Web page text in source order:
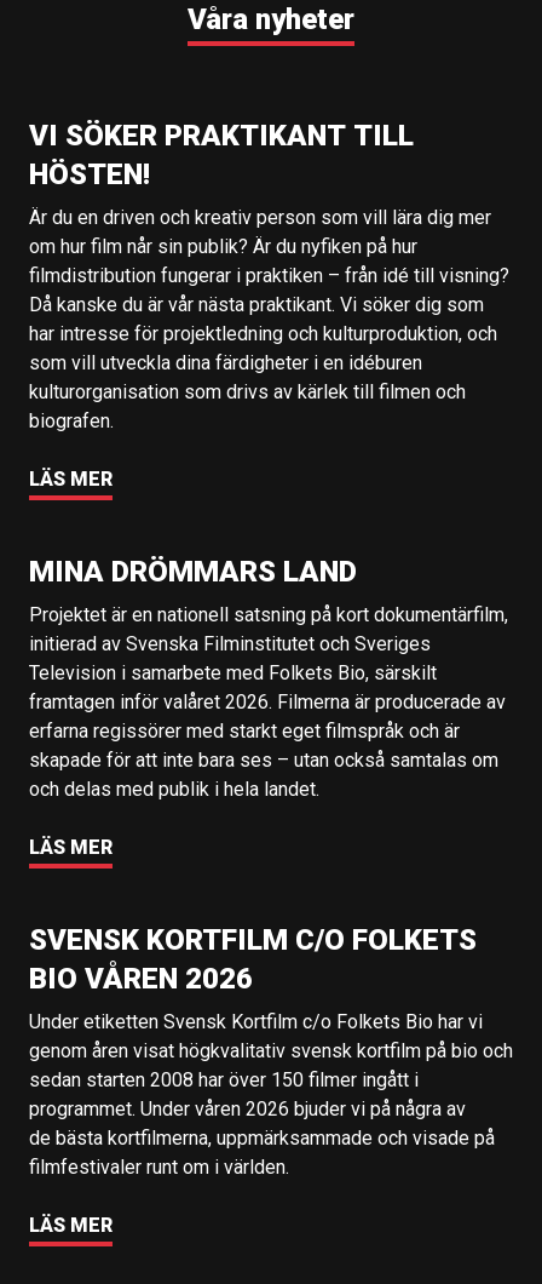
Våra nyheter
VI SÖKER PRAKTIKANT TILL
HÖSTEN!
Är du en driven och kreativ person som vill lära dig mer
om hur film når sin publik? Är du nyfiken på hur
filmdistribution fungerar i praktiken – från idé till visning?
Då kanske du är vår nästa praktikant. Vi söker dig som
har intresse för projektledning och kulturproduktion, och
som vill utveckla dina färdigheter i en idéburen
kulturorganisation som drivs av kärlek till filmen och
biografen.
LÄS MER
MINA DRÖMMARS LAND
Projektet är en nationell satsning på kort dokumentärfilm,
initierad av Svenska Filminstitutet och Sveriges
Television i samarbete med Folkets Bio, särskilt
framtagen inför valåret 2026. Filmerna är producerade av
erfarna regissörer med starkt eget filmspråk och är
skapade för att inte bara ses – utan också samtalas om
och delas med publik i hela landet.
LÄS MER
SVENSK KORTFILM C/O FOLKETS
BIO VÅREN 2026
Under etiketten Svensk Kortfilm c/o Folkets Bio har vi
genom åren visat högkvalitativ svensk kortfilm på bio och
sedan starten 2008 har över 150 filmer ingått i
programmet. Under våren 2026 bjuder vi på några av
de bästa kortfilmerna, uppmärksammade och visade på
filmfestivaler runt om i världen.
LÄS MER